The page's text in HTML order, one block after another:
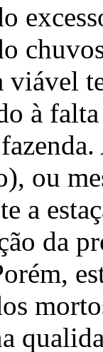
viável
à falta
ou
a
da